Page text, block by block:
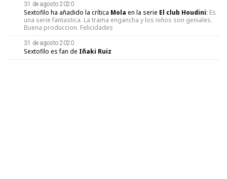
31 de agosto 2020
Sextofilo ha añadido la crítica Mola en la serie El club Houdini: Es
una serie fantastica. La trama engancha y los niños son geniales.
Buena produccion. Felicidades
31 de agosto 2020
Sextofilo es fan de Iñaki Ruiz